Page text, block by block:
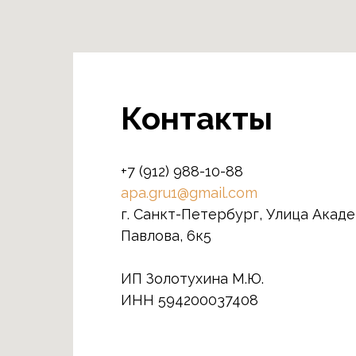
Контакты
+7 (912) 988-10-88
apa.gru1@gmail.com
г. Санкт-Петербург, Улица
Павлова, 6к5
ИП Золотухина М.Ю.
ИНН 594200037408